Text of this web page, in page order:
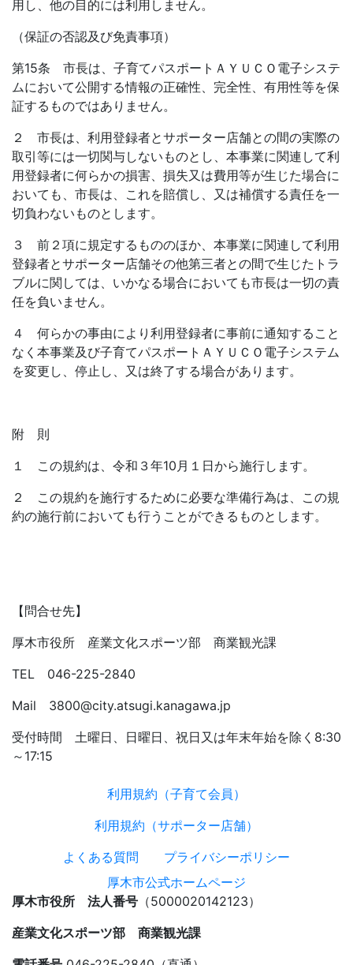
用し、他の目的には利用しません。
（保証の否認及び免責事項）
第15条 市長は、子育てパスポートＡＹＵＣＯ電子システ
ムにおいて公開する情報の正確性、完全性、有用性等を保
証するものではありません。
２ 市長は、利用登録者とサポーター店舗との間の実際の
取引等には一切関与しないものとし、本事業に関連して利
用登録者に何らかの損害、損失又は費用等が生じた場合に
おいても、市長は、これを賠償し、又は補償する責任を一
切負わないものとします。
３ 前２項に規定するもののほか、本事業に関連して利用
登録者とサポーター店舗その他第三者との間で生じたトラ
ブルに関しては、いかなる場合においても市長は一切の責
任を負いません。
４ 何らかの事由により利用登録者に事前に通知すること
なく本事業及び子育てパスポートＡＹＵＣＯ電子システム
を変更し、停止し、又は終了する場合があります。
附 則
１ この規約は、令和３年10月１日から施行します。
２ この規約を施行するために必要な準備行為は、この規
約の施行前においても行うことができるものとします。
【問合せ先】
厚木市役所 産業文化スポーツ部 商業観光課
TEL 046-225-2840
Mail 3800@city.atsugi.kanagawa.jp
受付時間 土曜日、日曜日、祝日又は年末年始を除く8:30
～17:15
利用規約（子育て会員）
利用規約（サポーター店舗）
よくある質問
プライバシーポリシー
厚木市公式ホームページ
厚木市役所 法人番号 （5000020142123）
産業文化スポーツ部 商業観光課